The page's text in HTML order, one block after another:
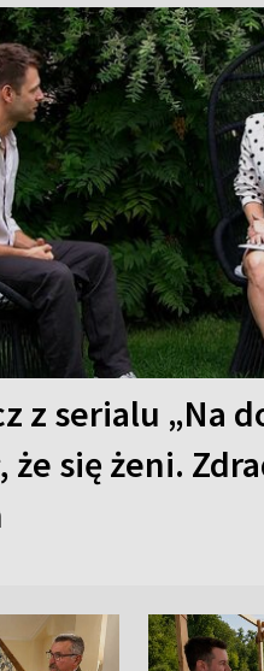
z serialu „Na
że się żeni.